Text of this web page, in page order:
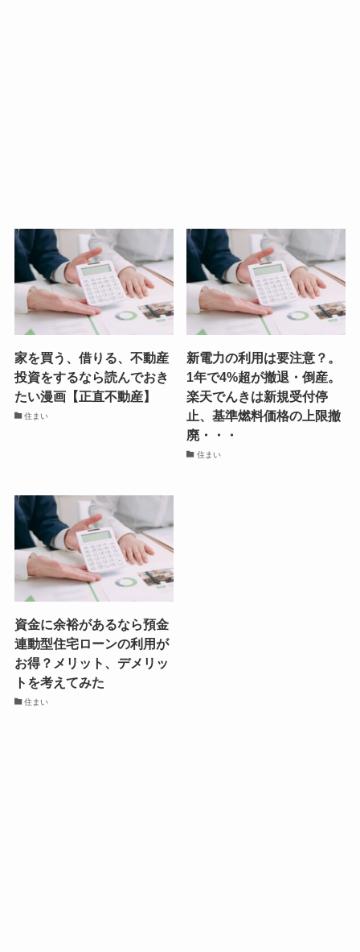
家を買う、借りる、不動産
投資をするなら読んでおき
たい漫画【正直不動産】
住まい
新電力の利用は要注意？。
1年で4%超が撤退・倒産。
楽天でんきは新規受付停
止、基準燃料価格の上限撤
廃・・・
住まい
資金に余裕があるなら預金
連動型住宅ローンの利用が
お得？メリット、デメリッ
トを考えてみた
住まい